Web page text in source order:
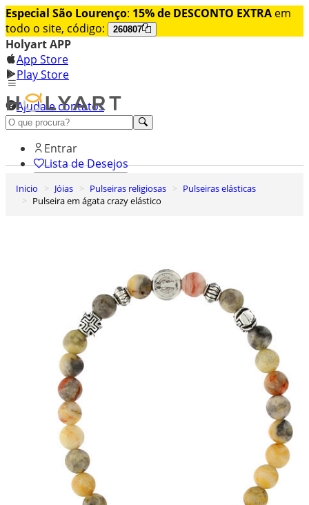
Especial São Lourenço: 15% de DESCONTO EXTRA em
todo o site, código:
260807
Holyart APP
App Store
Play Store
Ajuda e contatos
Conheça premium
Entrar
Lista de Desejos
0
Carrinho de Compras
Inicio Jóias Pulseiras religiosas
Pulseiras elásticas
Pulseira em ágata crazy elástico